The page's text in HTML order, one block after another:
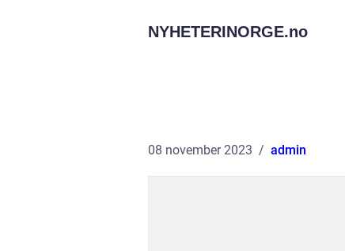
NYHETERINORGE.no
08 november 2023 admin